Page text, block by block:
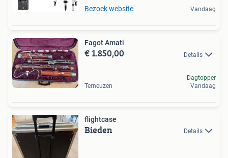
Bezoek website Vandaag
Fagot Amati
€ 1.850,00 Details
Terneuzen
Dagtopper
Vandaag
flightcase
Bieden Details